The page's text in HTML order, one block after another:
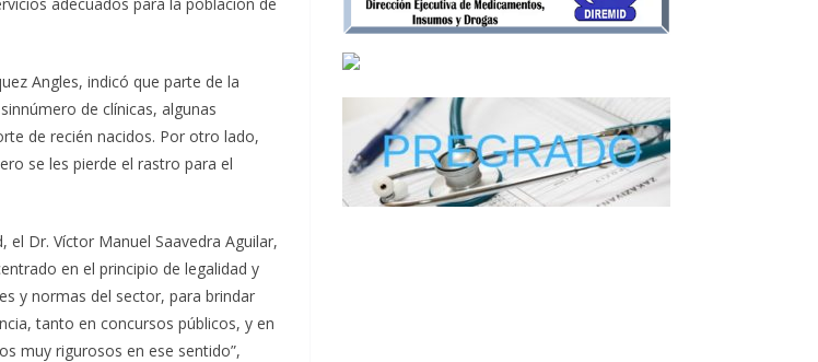
Angles, indicó que parte de la
de clínicas, algunas
de recién nacidos. Por otro lado,
se les pierde el rastro para el
Dr. Víctor Manuel Saavedra Aguilar,
en el principio de legalidad y
y normas del sector, para brindar
tanto en concursos públicos, y en
muy rigurosos en ese sentido”,